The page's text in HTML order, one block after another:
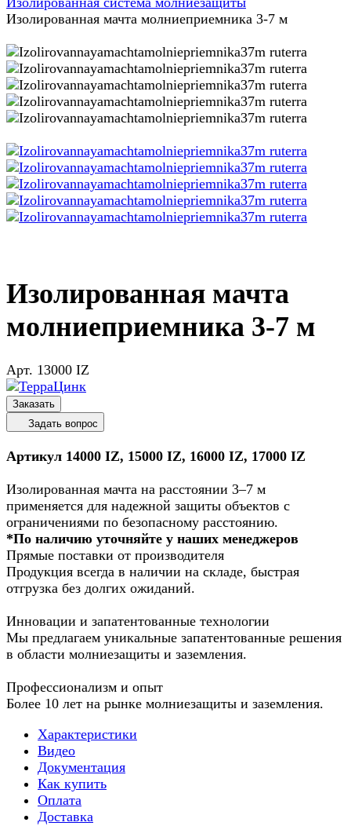
Изолированная мачта молниеприемника 3-7 м
Изолированная мачта
молниеприемника 3-7 м
Арт. 13000 IZ
Заказать
Задать вопрос
Артикул 14000 IZ, 15000 IZ, 16000 IZ, 17000 IZ
Изолированная мачта на расстоянии 3–7 м
применяется для надежной защиты объектов с
ограничениями по безопасному расстоянию.
*По наличию уточняйте у наших менеджеров
Прямые поставки от производителя
Продукция всегда в наличии на складе, быстрая
отгрузка без долгих ожиданий.
Инновации и запатентованные технологии
Мы предлагаем уникальные запатентованные решения
в области молниезащиты и заземления.
Профессионализм и опыт
Более 10 лет на рынке молниезащиты и заземления.
Характеристики
Видео
Документация
Как купить
Оплата
Доставка